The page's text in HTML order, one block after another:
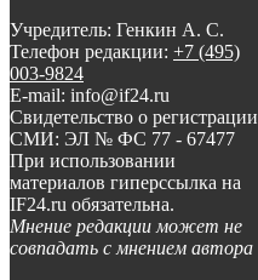
Учредитель: Генкин А. С.
Телефон редакции: +7 (495)
003-9824
E-mail: info@if24.ru
Свидетельство о регистрации
СМИ: ЭЛ № ФС 77 - 67477
При использовании
материалов гиперссылка на
IF24.ru обязательна.
Мнение редакции может не
совпадать с мнением автора